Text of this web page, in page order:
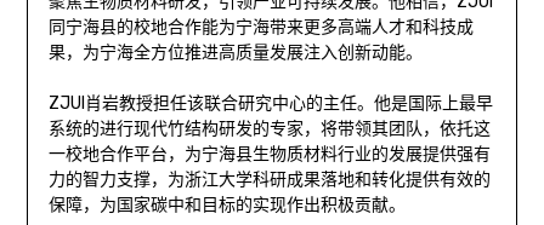
同宁海县的校地合作能为宁海带来更多高端人才和科技成
果，为宁海全方位推进高质量发展注入创新动能。
ZJUI肖岩教授担任该联合研究中心的主任。他是国际上最早
系统的进行现代竹结构研发的专家，将带领其团队，依托这
一校地合作平台，为宁海县生物质材料行业的发展提供强有
力的智力支撑，为浙江大学科研成果落地和转化提供有效的
保障，为国家碳中和目标的实现作出积极贡献。